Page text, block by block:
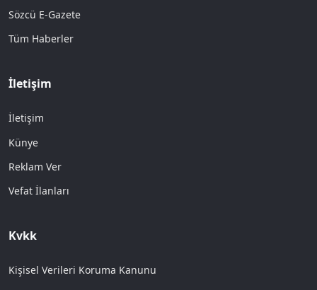
Sözcü E-Gazete
Tüm Haberler
İletişim
İletişim
Künye
Reklam Ver
Vefat İlanları
Kvkk
Kişisel Verileri Koruma Kanunu